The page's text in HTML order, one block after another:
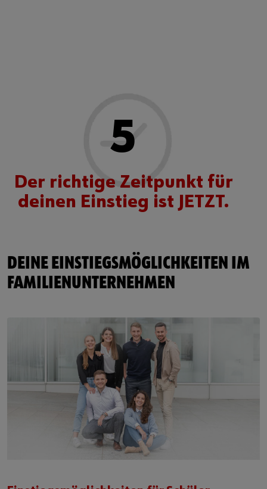
5
Der richtige Zeitpunkt für
deinen Einstieg ist JETZT.
DEINE EINSTIEGSMÖGLICHKEITEN IM
FAMILIENUNTERNEHMEN